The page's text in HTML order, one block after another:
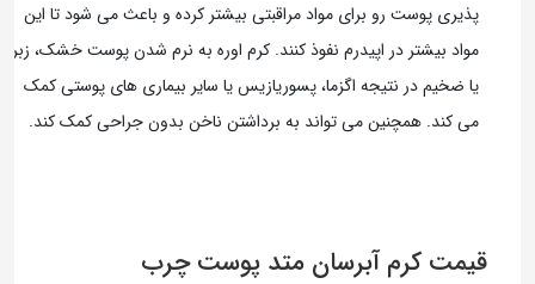
پذیری پوست رو برای مواد مراقبتی بیشتر کرده و باعث می شود تا این
مواد بیشتر در اپیدرم نفوذ کنند. کرم اوره به نرم شدن پوست خشک، زبر
یا ضخیم در نتیجه اگزما، پسوریازیس یا سایر بیماری های پوستی کمک
می کند. همچنین می تواند به برداشتن ناخن بدون جراحی کمک کند.
قیمت کرم آبرسان متد پوست چرب